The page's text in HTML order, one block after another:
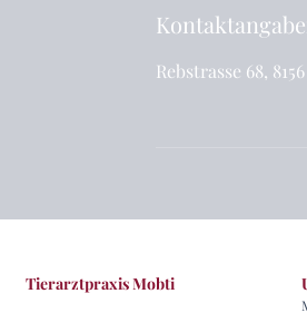
Rebstrasse 68,
Tierarztpraxis Mobti